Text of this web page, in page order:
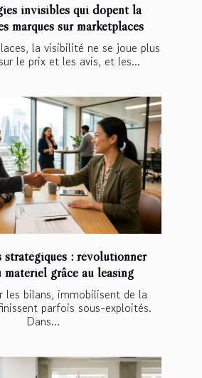
invisibles qui dopent la
marques sur marketplaces
la visibilité ne se joue plus
le prix et les avis, et les...
stratégiques : révolutionner
matériel grâce au leasing
les bilans, immobilisent de la
parfois sous-exploités.
Dans...